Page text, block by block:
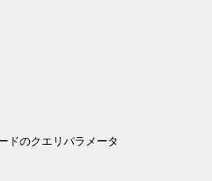
ドのクエリパラメータ